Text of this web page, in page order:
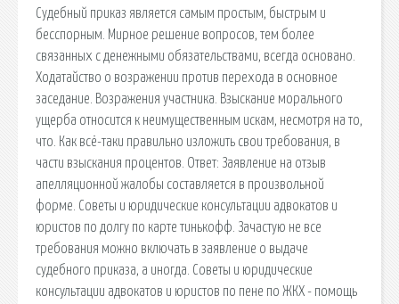
Судебный приказ является самым простым, быстрым и
бесспорным. Мирное решение вопросов, тем более
связанных с денежными обязательствами, всегда основано.
Ходатайство о возражении против перехода в основное
заседание. Возражения участника. Взыскание морального
ущерба относится к неимущественным искам, несмотря на то,
что. Как всё-таки правильно изложить свои требования, в
части взыскания процентов. Ответ: Заявление на отзыв
апелляционной жалобы составляется в произвольной
форме. Советы и юридические консультации адвокатов и
юристов по долгу по карте тинькофф. Зачастую не все
требования можно включать в заявление о выдаче
судебного приказа, а иногда. Советы и юридические
консультации адвокатов и юристов по пене по ЖКХ - помощь